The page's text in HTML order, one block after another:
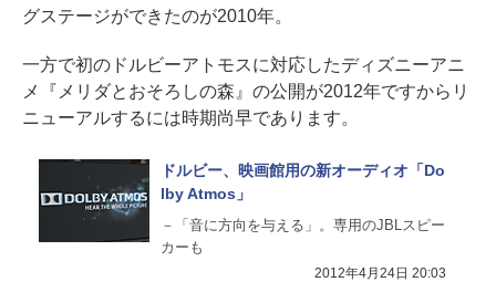
グステージができたのが2010年。
一方で初のドルビーアトモスに対応したディズニーアニ
メ『メリダとおそろしの森』の公開が2012年ですからリ
ニューアルするには時期尚早であります。
ドルビー、映画館用の新オーディオ「Do
lby Atmos」
－「音に方向を与える」。専用のJBLスピー
カーも
2012年4月24日 20:03